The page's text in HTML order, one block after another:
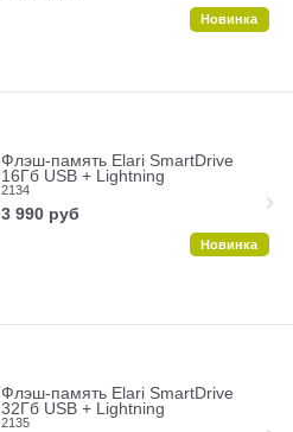
Новинка
Флэш-память Elari SmartDrive
16Гб USB + Lightning
2134
3 990 руб
Новинка
Флэш-память Elari SmartDrive
32Гб USB + Lightning
2135